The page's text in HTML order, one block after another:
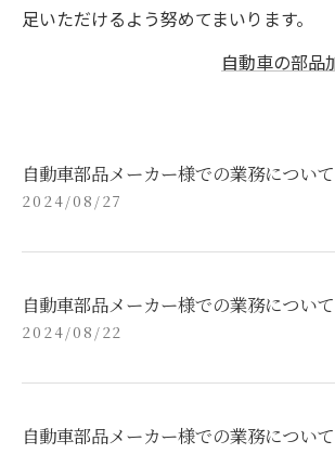
足いただけるよう努めてまいります。
自動車の部品
自動車部品メーカー様での業務について
2024/08/27
自動車部品メーカー様での業務について
2024/08/22
自動車部品メーカー様での業務について